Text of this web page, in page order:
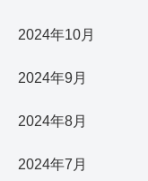
2024年10月
2024年9月
2024年8月
2024年7月